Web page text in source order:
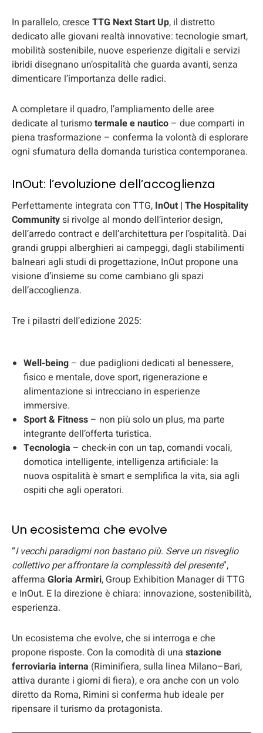
In parallelo, cresce TTG Next Start Up, il distretto
dedicato alle giovani realtà innovative: tecnologie smart,
mobilità sostenibile, nuove esperienze digitali e servizi
ibridi disegnano un’ospitalità che guarda avanti, senza
dimenticare l’importanza delle radici.
A completare il quadro, l’ampliamento delle aree
dedicate al turismotermale e nautico – due comparti in
piena trasformazione – conferma la volontà di esplorare
ogni sfumatura della domanda turistica contemporanea.
InOut: l’evoluzione dell’accoglienza
Perfettamente integrata con TTG, InOut | The Hospitality
Communitysi rivolge al mondo dell’interior design,
dell’arredo contract e dell’architettura per l’ospitalità. Dai
grandi gruppi alberghieri ai campeggi, dagli stabilimenti
balneari agli studi di progettazione, InOut propone una
visione d’insieme su come cambiano gli spazi
dell’accoglienza.
Tre i pilastri dell’edizione 2025:
Well-being – due padiglioni dedicati al benessere,
fisico e mentale, dove sport, rigenerazione e
alimentazione si intrecciano in esperienze
immersive.
Sport & Fitness – non più solo un plus, ma parte
integrante dell’offerta turistica.
Tecnologia – check-in con un tap, comandi vocali,
domotica intelligente, intelligenza artificiale: la
nuova ospitalità è smart e semplifica la vita, sia agli
ospiti che agli operatori.
Un ecosistema che evolve
“I vecchi paradigmi non bastano più. Serve un risveglio
collettivo per affrontare la complessità del presente”,
afferma Gloria Armiri, Group Exhibition Manager di TTG
e InOut. E la direzione è chiara: innovazione, sostenibilità,
esperienza.
Un ecosistema che evolve, che si interroga e che
propone risposte. Con la comodità di una stazione
ferroviaria interna (Riminifiera, sulla linea Milano–Bari,
attiva durante i giorni di fiera), e ora anche con un volo
diretto da Roma, Rimini si conferma hub ideale per
ripensare il turismo da protagonista.